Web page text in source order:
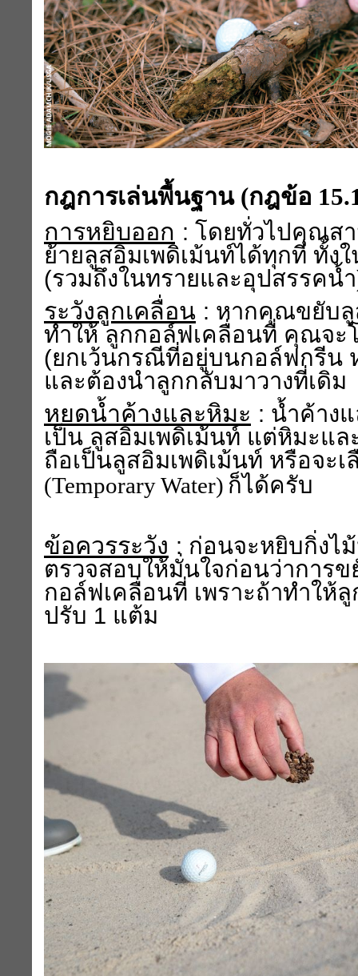
กฎการเล่นพื้นฐาน (กฎข้อ
การหยิบออก : โดยทั่วไปคุณส
ย้ายลูสอิมเพดิเม้นท์ได้ทุกที่ ทั้ง
(รวมถึงในทรายและอุปสรรคน้
ระวังลูกเคลื่อน : หากคุณขยับลู
ทำให้ ลูกกอล์ฟเคลื่อนที่ คุณจ
(ยกเว้นกรณีที่อยู่บนกอล์ฟกรีน
และต้องนำลูกกลับมาวางที่เดิม
หยดน้ำค้างและหิมะ : น้ำค้าง
เป็น ลูสอิมเพดิเม้นท์ แต่หิมะแ
ถือเป็นลูสอิมเพดิเม้นท์ หรือจะ
(Temporary Water) ก็ได้ครับ
ข้อควรระวัง : ก่อนจะหยิบกิ่งไ
ตรวจสอบให้มั่นใจก่อนว่าการ
กอล์ฟเคลื่อนที่ เพราะถ้าทำให้
ปรับ 1 แต้ม